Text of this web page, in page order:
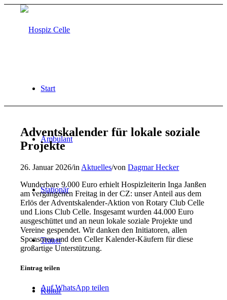
Start
Ambulant
Stationär
Trauer
Kultur
Adventskalender für lokale soziale
Projekte
26. Januar 2026/in Aktuelles/vonDagmar Hecker
Wunderbare 9.000 Euro erhielt Hospizleiterin Inga Janßen
am vergangenen Freitag in der CZ: unser Anteil aus dem
Erlös der Adventskalender-Aktion von Rotary Club Celle
und Lions Club Celle. Insgesamt wurden 44.000 Euro
ausgeschüttet und an neun lokale soziale Projekte und
Vereine gespendet. Wir danken den Initiatoren, allen
Sponsoren und den Celler Kalender-Käufern für diese
großartige Unterstützung.
Eintrag teilen
Auf WhatsApp teilen